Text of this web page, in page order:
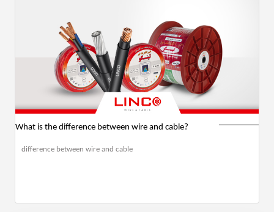
What is the difference between wire and cable?
difference between wire and cable